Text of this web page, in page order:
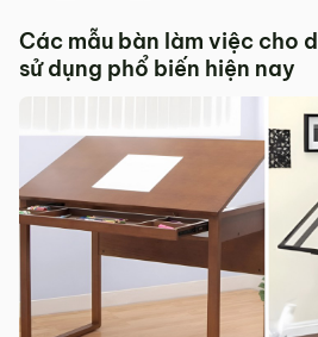
Các mẫu bàn làm việc cho
sử dụng phổ biến hiện nay